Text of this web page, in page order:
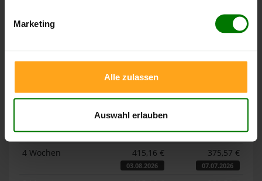
Marketing
Alle zulassen
Auswahl erlauben
Pelletspreise für lose Holzpellets und Holzpellets
Sackware in Rohrdorf
. Das dazugehörige Datum zeigt,
Lose Holzpellets
Zeitraum Höchststand
Tiefststand
4 Wochen
415,16 €
03.08.2026
375,57 €
07.07.2026